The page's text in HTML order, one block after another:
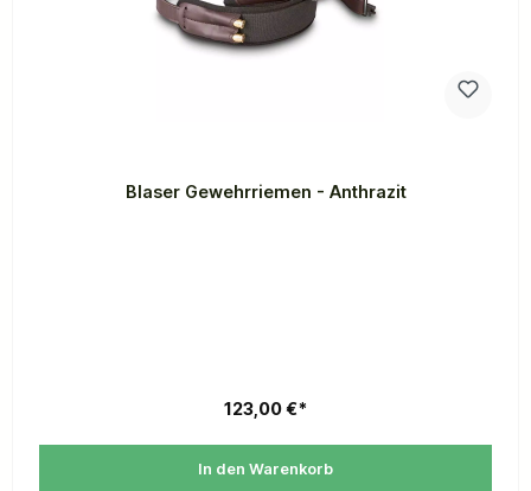
Blaser Gewehrriemen - Anthrazit
123,00 €*
In den Warenkorb